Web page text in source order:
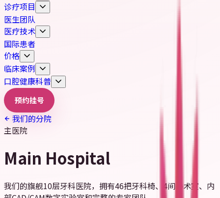
诊疗项目
医生团队
医疗技术
国际患者
价格
临床案例
口腔健康科普
预约挂号
我们的分院
主医院
Main Hospital
我们的旗舰10层牙科医院，拥有46把牙科椅、4间手术室、内